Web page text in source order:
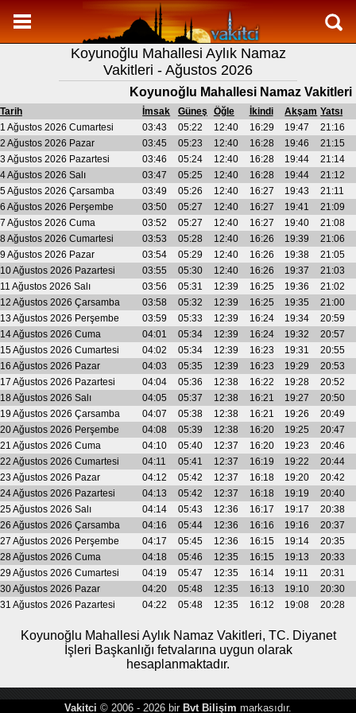
Namaz Vakitleri
Koyunoğlu Mahallesi Aylık Namaz Vakitleri
Koyunoğlu Mahallesi Ramazan imsakiyesi
Namaz Nasıl Kılınır?
Bilgi
İletişim
Koyunoğlu Mahallesi Aylık Namaz
Vakitleri - Ağustos 2026
Koyunoğlu Mahallesi Namaz Vakitleri
Tarih İmsak Güneş Öğle İkindi Akşam Yatsı
1 Ağustos 2026 Cumartesi
03:43 05:22 12:40 16:29 19:47
21:16
2 Ağustos 2026 Pazar
03:45 05:23 12:40 16:28 19:46
21:15
3 Ağustos 2026 Pazartesi
03:46 05:24 12:40 16:28 19:44
21:14
4 Ağustos 2026 Salı
03:47 05:25 12:40 16:28 19:44
21:12
5 Ağustos 2026 Çarsamba
03:49 05:26 12:40 16:27 19:43
21:11
6 Ağustos 2026 Perşembe
03:50 05:27 12:40 16:27 19:41
21:09
7 Ağustos 2026 Cuma
03:52 05:27 12:40 16:27 19:40
21:08
8 Ağustos 2026 Cumartesi
03:53 05:28 12:40 16:26 19:39
21:06
9 Ağustos 2026 Pazar
03:54 05:29 12:40 16:26 19:38
21:05
10 Ağustos 2026 Pazartesi
03:55 05:30 12:40 16:26 19:37
21:03
11 Ağustos 2026 Salı
03:56 05:31 12:39 16:25 19:36
21:02
12 Ağustos 2026 Çarsamba
03:58 05:32 12:39 16:25 19:35
21:00
13 Ağustos 2026 Perşembe
03:59 05:33 12:39 16:24 19:34
20:59
14 Ağustos 2026 Cuma
04:01 05:34 12:39 16:24 19:32
20:57
15 Ağustos 2026 Cumartesi
04:02 05:34 12:39 16:23 19:31
20:55
16 Ağustos 2026 Pazar
04:03 05:35 12:39 16:23 19:29
20:53
17 Ağustos 2026 Pazartesi
04:04 05:36 12:38 16:22 19:28
20:52
18 Ağustos 2026 Salı
04:05 05:37 12:38 16:21 19:27
20:50
19 Ağustos 2026 Çarsamba
04:07 05:38 12:38 16:21 19:26
20:49
20 Ağustos 2026 Perşembe
04:08 05:39 12:38 16:20 19:25
20:47
21 Ağustos 2026 Cuma
04:10 05:40 12:37 16:20 19:23
20:46
22 Ağustos 2026 Cumartesi
04:11 05:41 12:37 16:19 19:22
20:44
23 Ağustos 2026 Pazar
04:12 05:42 12:37 16:18 19:20
20:42
24 Ağustos 2026 Pazartesi
04:13 05:42 12:37 16:18 19:19
20:40
25 Ağustos 2026 Salı
04:14 05:43 12:36 16:17 19:17
20:38
26 Ağustos 2026 Çarsamba
04:16 05:44 12:36 16:16 19:16
20:37
27 Ağustos 2026 Perşembe
04:17 05:45 12:36 16:15 19:14
20:35
28 Ağustos 2026 Cuma
04:18 05:46 12:35 16:15 19:13
20:33
29 Ağustos 2026 Cumartesi
04:19 05:47 12:35 16:14 19:11
20:31
30 Ağustos 2026 Pazar
04:20 05:48 12:35 16:13 19:10
20:30
31 Ağustos 2026 Pazartesi
04:22 05:48 12:35 16:12 19:08 20:28
Koyunoğlu Mahallesi Aylık Namaz Vakitleri, TC. Diyanet
İşleri Başkanlığı fetvalarına uygun olarak
hesaplanmaktadır.
Vakitci © 2006 - 2026 bir Bvt Bilişim markasıdır.